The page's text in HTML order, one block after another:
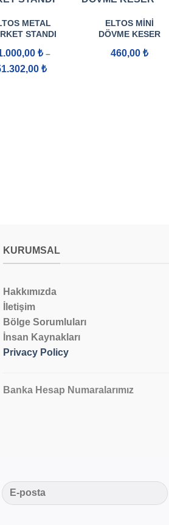
METAL
STANDI
₺ –
₺aralığı:
ELTOS MINI
DÖVME KESER
460,00 ₺
KURUMSAL
Hakkımızda
İletişim
Bölge Sorumluları
İnsan Kaynakları
Privacy Policy
Banka Hesap Numaralarımız